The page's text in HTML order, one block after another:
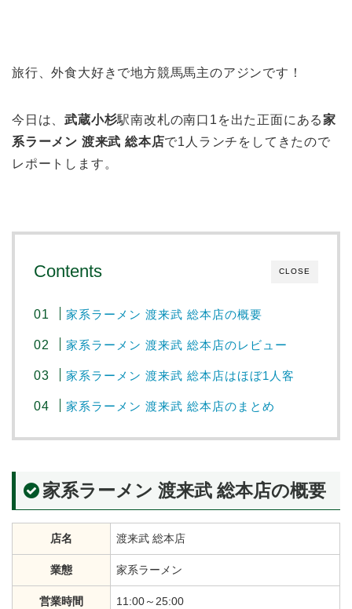
旅行、外食大好きで地方競馬馬主のアジンです！
今日は、武蔵小杉駅南改札の南口1を出た正面にある家
系ラーメン 渡来武 総本店で1人ランチをしてきたので
レポートします。
CLOSE
Contents
家系ラーメン 渡来武 総本店の概要
家系ラーメン 渡来武 総本店のレビュー
家系ラーメン 渡来武 総本店はほぼ1人客
家系ラーメン 渡来武 総本店のまとめ
家系ラーメン 渡来武 総本店の概要
店名 渡来武 総本店
業態 家系ラーメン
営業時間 11:00～25:00